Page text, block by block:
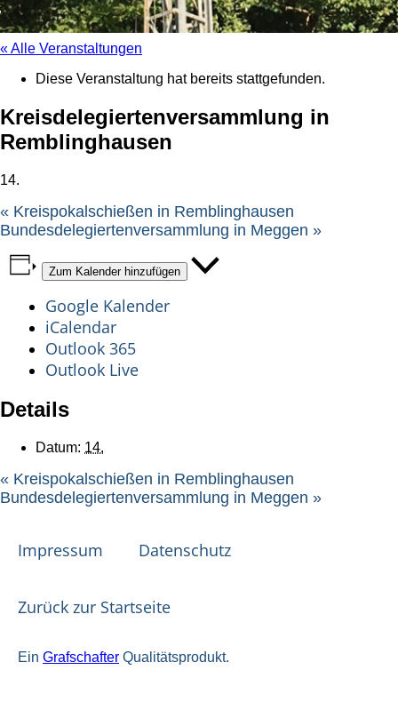
« Alle Veranstaltungen
Diese Veranstaltung hat bereits stattgefunden.
Kreisdelegiertenversammlung in
Remblinghausen
14.
« Kreispokalschießen in Remblinghausen
Bundesdelegiertenversammlung in Meggen »
Zum Kalender hinzufügen
Google Kalender
iCalendar
Outlook 365
Outlook Live
Details
Datum: 14.
« Kreispokalschießen in Remblinghausen
Bundesdelegiertenversammlung in Meggen »
Impressum Datenschutz
Zurück zur Startseite
Ein Grafschafter Qualitätsprodukt.